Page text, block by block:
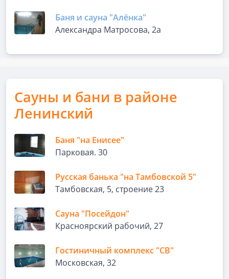
Баня и сауна "Алёнка"
Александра Матросова, 2а
Сауны и бани в районе
Ленинский
Баня "на Енисее"
Парковая. 30
Русская банька "на Тамбовской 5"
Тамбовская, 5, строение 23
Сауна "Посейдон"
Красноярский рабочий, 27
Гостиничный комплекс "СВ"
Московская, 32